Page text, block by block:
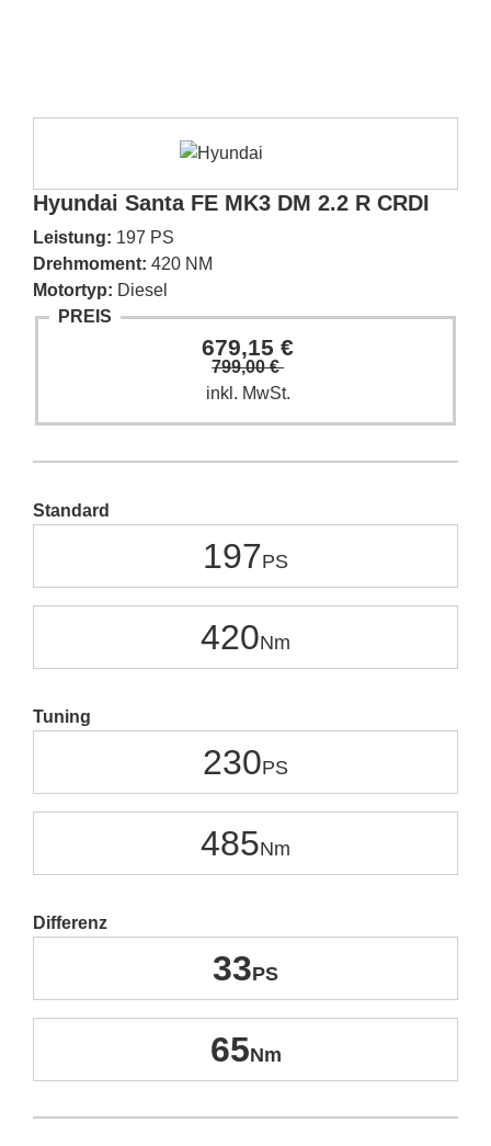
Hyundai Santa FE MK3 DM 2.2 R CRDI
Leistung: 197 PS
Drehmoment: 420 NM
Motortyp: Diesel
PREIS
679,15 €
799,00 €
inkl. MwSt.
Standard
197
420
Tuning
230
485
Differenz
33
65